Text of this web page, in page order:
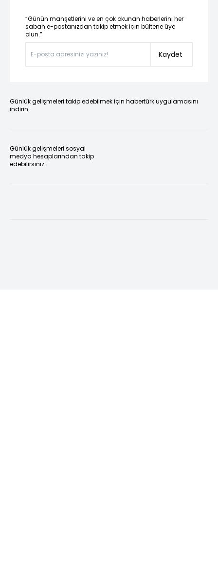
“Günün manşetlerini ve en çok okunan haberlerini her
sabah e-postanızdan takip etmek için bültene üye
olun.”
Kaydet
Günlük gelişmeleri takip edebilmek için habertürk uygulamasını
indirin
Günlük gelişmeleri sosyal
medya hesaplarından takip
edebilirsiniz.